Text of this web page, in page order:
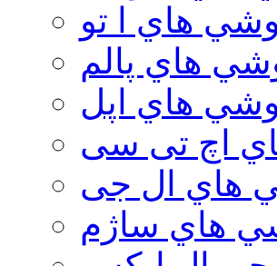
هاي ا تو
هاي پالم
هاي اپل
اچ تی سی
هاي ال جی
هاي ساژم